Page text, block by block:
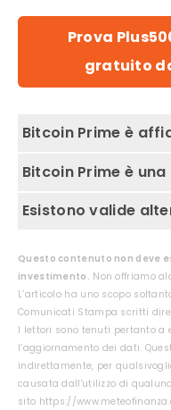
Prova
gratuito
Bitcoin Prime è
No, sconsigliamo la
Bitcoin Prime è
Non possiamo
sconsigliamo
Esistono valide
criptovalute potresti
eToroo Plus500.
Questo contenuto non deve
investimento. Non offriamo
L’articolo ha uno scopo
Comunicati Stampa scritti
I lettori sono tenuti pertanto a
l’aggiornamento dei dati.
indirettamente, per
causata dall'utilizzo di
sito https://